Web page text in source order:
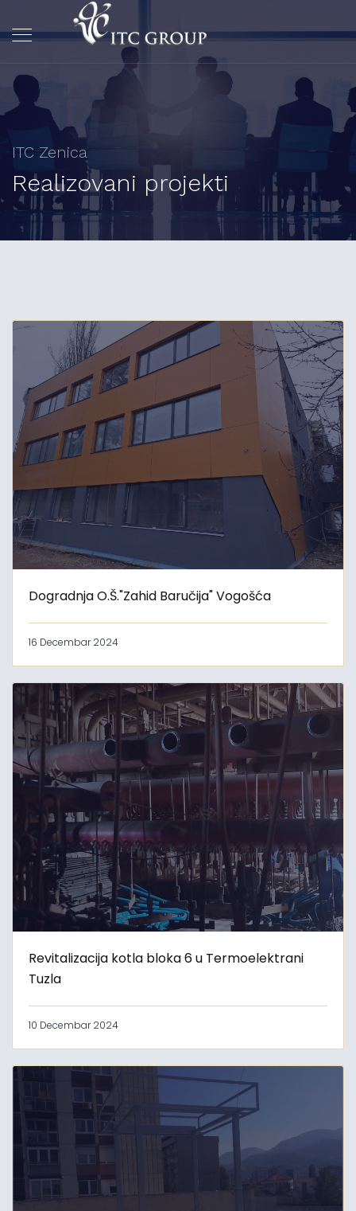
ITC Zenica
Realizovani projekti
Dogradnja O.Š."Zahid Baručija" Vogošća
16 Decembar 2024
Revitalizacija kotla bloka 6 u Termoelektrani
Tuzla
10 Decembar 2024